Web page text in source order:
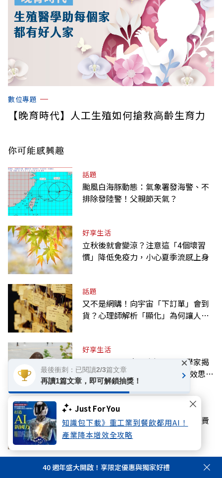
Just For You
知識包下載》重工業到餐飲都用AI！
產業降本增效全攻略
數位專題
【晚育時代】人工生殖如何搶救高齡生育力
你可能感興趣
話題
颱風白海豚動態：氣象署發海警、不
排除發陸警！父親節天氣？
好享生活
立秋後就會變涼？注意這「4個壞習
慣」降低免疫力，小心夏季流感上身
話題
又不是網購！向宇宙「下訂單」會到
貨？心理師解析「顯化」為何讓人無
好享生活
忘東忘西不一定是衰退！心理學家揭
密，這2種健忘習慣其實是「高效思
考」的表現
話題
【黃效文專欄】憶高希均教授：免費
或付費，午餐不再！
國際
40 週年盛大開啟！享限定優惠與獨家好禮
最後衝刺：已閱讀2/3篇文章
再讀1篇文章，即可解鎖抽獎！
×